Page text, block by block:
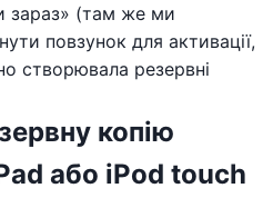
зараз» (там же ми
повзунок для активації,
створювала резервні
копію
або iPod touch